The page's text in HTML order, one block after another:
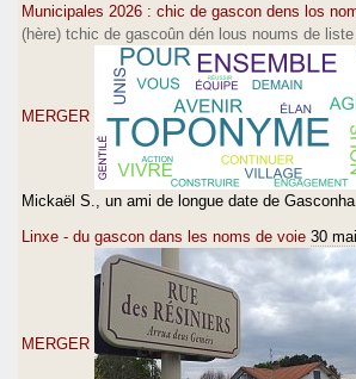
Municipales 2026 : chic de gascon dens los
(hère) tchic de gascoûn dén lous noums de liste
MERGER
Mickaël S., un ami de longue date de
Linxe - du gascon dans les noms de voie 30
MERGER